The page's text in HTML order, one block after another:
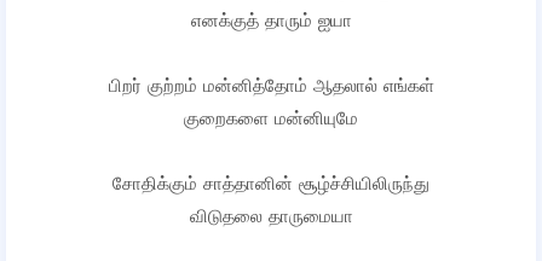
எனக்குத் தாரும் ஐயா
பிறர் குற்றம் மன்னித்தோம் ஆதலால் எங்கள்
குறைகளை மன்னியுமே
சோதிக்கும் சாத்தானின் சூழ்ச்சியிலிருந்து
விடுதலை தாருமையா